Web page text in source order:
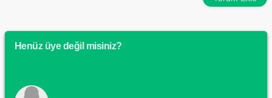
Henüz üye değil misiniz?